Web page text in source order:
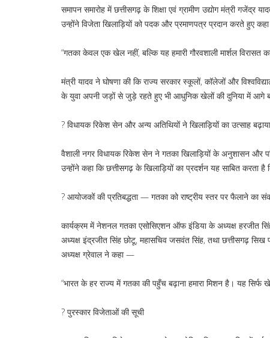
समापन समारोह में छत्तीसगढ़ के शिक्षा एवं ग्रामीण उद्योग मंत्री गजेंद्र
उन्होंने विजेता खिलाड़ियों को पदक और प्रमाणपत्र प्रदान करते हुए
“गतका केवल एक खेल नहीं, बल्कि यह हमारी गौरवशाली मार्शल
मंत्री यादव ने घोषणा की कि राज्य सरकार स्कूलों, कॉलेजों और
के युवा अपनी जड़ों से जुड़े रहते हुए भी आधुनिक खेलों की दुनिया में आगे
?️ विधायक रिकेश सेन और अन्य अतिथियों ने खिलाड़ियों का उत्साह बढ़ाया
वैशाली नगर विधायक रिकेश सेन ने गतका खिलाड़ियों के अनुशासन और
उन्होंने कहा कि छत्तीसगढ़ के खिलाड़ियों का प्रदर्शन यह साबित करता
? आयोजकों की प्रतिबद्धता — गतका को राष्ट्रीय स्तर पर फैलाने का
कार्यक्रम में नेशनल गतका एसोसिएशन ऑफ इंडिया के अध्यक्ष हरजीत
अध्यक्ष इंद्रजीत सिंह छोटू, महासचिव जसवंत सिंह, तथा छत्तीसगढ़
अध्यक्ष ग्रेवाल ने कहा —
“भारत के हर राज्य में गतका की पहुँच बढ़ाना हमारा मिशन है। यह सिर्फ
? पुरस्कार विजेताओं की सूची